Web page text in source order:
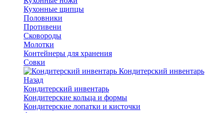
Кухонные щипцы
Половники
Противени
Сковороды
Молотки
Контейнеры для хранения
Совки
Кондитерский инвентарь
Назад
Кондитерский инвентарь
Кондитерские кольца и формы
Кондитерские лопатки и кисточки